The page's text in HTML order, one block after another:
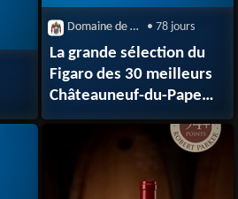
Domaine de Beaurenard • 78 jours
La grande sélection du
Figaro des 30 meilleurs
Châteauneuf-du-Pape
rouge à moins de 50€